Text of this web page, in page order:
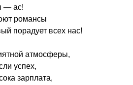
— ас!
романсы
порадует всех нас!
атмосферы,
успех,
зарплата,